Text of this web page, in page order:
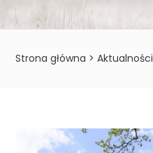
Strona główna >Aktualności